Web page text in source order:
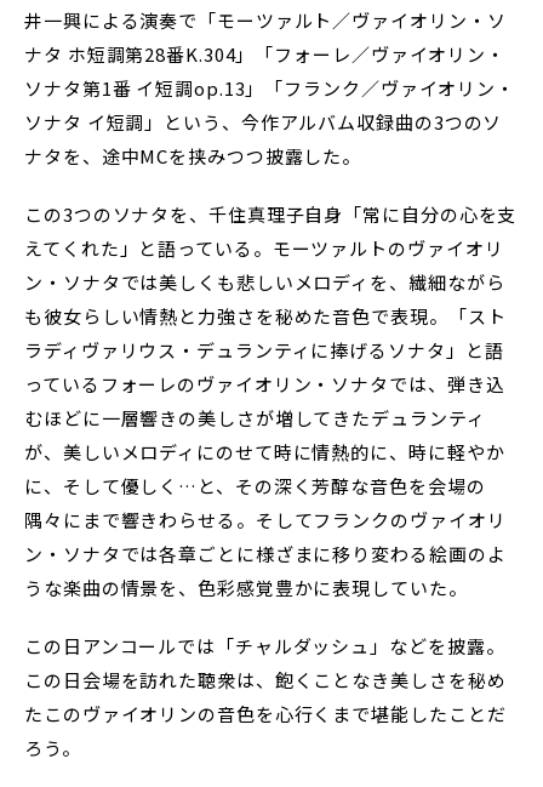
井一興による演奏で「モーツァルト／ヴァイオリン・ソ
ナタ ホ短調第28番K.304」「フォーレ／ヴァイオリン・
ソナタ第1番 イ短調op.13」「フランク／ヴァイオリン・
ソナタ イ短調」という、今作アルバム収録曲の3つのソ
ナタを、途中MCを挟みつつ披露した。
この3つのソナタを、千住真理子自身「常に自分の心を支
えてくれた」と語っている。モーツァルトのヴァイオリ
ン・ソナタでは美しくも悲しいメロディを、繊細ながら
も彼女らしい情熱と力強さを秘めた音色で表現。「スト
ラディヴァリウス・デュランティに捧げるソナタ」と語
っているフォーレのヴァイオリン・ソナタでは、弾き込
むほどに一層響きの美しさが増してきたデュランティ
が、美しいメロディにのせて時に情熱的に、時に軽やか
に、そして優しく…と、その深く芳醇な音色を会場の
隅々にまで響きわらせる。そしてフランクのヴァイオリ
ン・ソナタでは各章ごとに様ざまに移り変わる絵画のよ
うな楽曲の情景を、色彩感覚豊かに表現していた。
この日アンコールでは「チャルダッシュ」などを披露。
この日会場を訪れた聴衆は、飽くことなき美しさを秘め
たこのヴァイオリンの音色を心行くまで堪能したことだ
ろう。